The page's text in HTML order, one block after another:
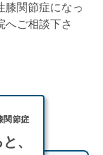
膝関節症になっ
へご相談下さ
関節症
、